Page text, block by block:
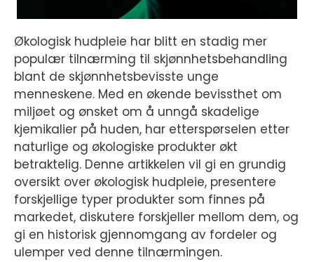
Økologisk hudpleie har blitt en stadig mer
populær tilnærming til skjønnhetsbehandling
blant de skjønnhetsbevisste unge
menneskene. Med en økende bevissthet om
miljøet og ønsket om å unngå skadelige
kjemikalier på huden, har etterspørselen etter
naturlige og økologiske produkter økt
betraktelig. Denne artikkelen vil gi en grundig
oversikt over økologisk hudpleie, presentere
forskjellige typer produkter som finnes på
markedet, diskutere forskjeller mellom dem, og
gi en historisk gjennomgang av fordeler og
ulemper ved denne tilnærmingen.